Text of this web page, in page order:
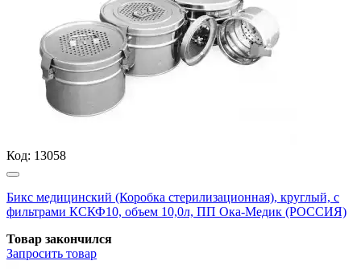
Код: 13058
Бикс медицинский (Коробка стерилизационная), круглый, с
фильтрами КСКФ10, объем 10,0л, ПП Ока-Медик (РОССИЯ)
Товар закончился
Запросить товар